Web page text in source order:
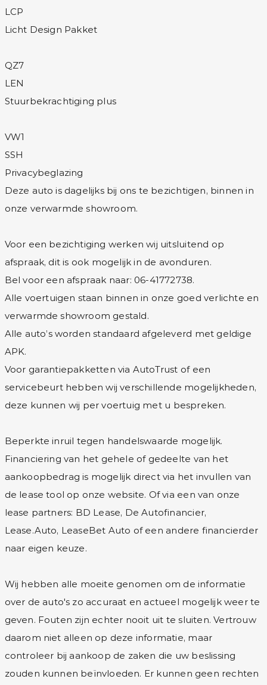
LCP
Licht Design Pakket
QZ7
LEN
Stuurbekrachtiging plus
VW1
SSH
Privacybeglazing
Deze auto is dagelijks bij ons te bezichtigen, binnen in
onze verwarmde showroom.
Voor een bezichtiging werken wij uitsluitend op
afspraak, dit is ook mogelijk in de avonduren.
Bel voor een afspraak naar: 06-41772738.
Alle voertuigen staan binnen in onze goed verlichte en
verwarmde showroom gestald.
Alle auto’s worden standaard afgeleverd met geldige
APK.
Voor garantiepakketten via AutoTrust of een
servicebeurt hebben wij verschillende mogelijkheden,
deze kunnen wij per voertuig met u bespreken.
Beperkte inruil tegen handelswaarde mogelijk.
Financiering van het gehele of gedeelte van het
aankoopbedrag is mogelijk direct via het invullen van
de lease tool op onze website. Of via een van onze
lease partners: BD Lease, De Autofinancier,
Lease.Auto, LeaseBet Auto of een andere financierder
naar eigen keuze.
Wij hebben alle moeite genomen om de informatie
over de auto's zo accuraat en actueel mogelijk weer te
geven. Fouten zijn echter nooit uit te sluiten. Vertrouw
daarom niet alleen op deze informatie, maar
controleer bij aankoop de zaken die uw beslissing
zouden kunnen beïnvloeden. Er kunnen geen rechten